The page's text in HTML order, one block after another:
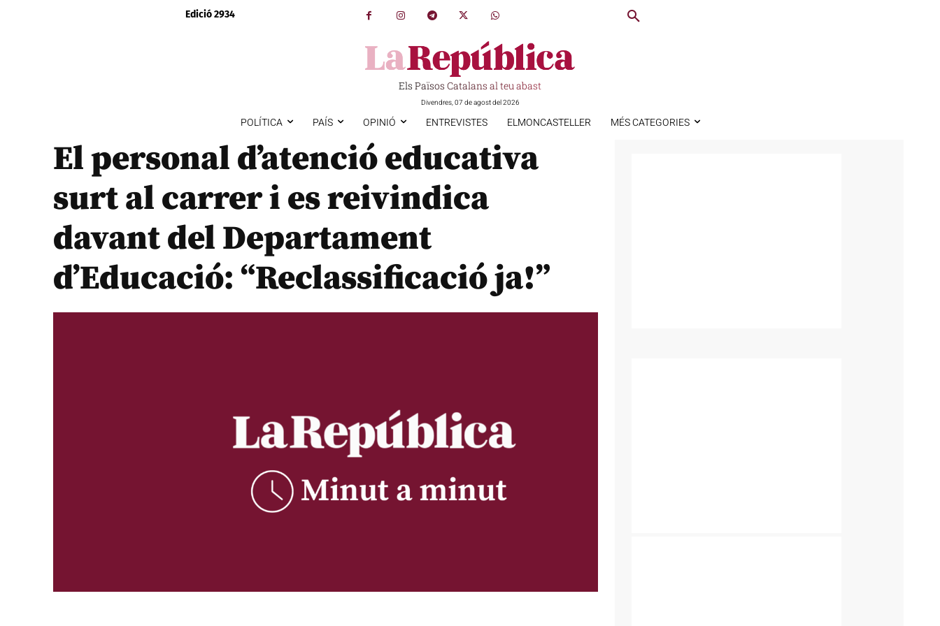
Edició 2934
Els Països Catalans al teu abast
Divendres, 07 de agost del 2026
POLÍTICA PAÍS OPINIÓ ENTREVISTES ELMONCASTELLER MÉS CATEGORIES
El personal d’atenció educativa
surt al carrer i es reivindica
davant del Departament
d’Educació: “Reclassificació ja!”